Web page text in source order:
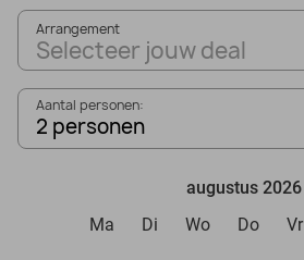
Arrangement
Selecteer jouw deal
Aantal personen:
2 personen
augustus 2026
Ma
Di Wo Do Vr